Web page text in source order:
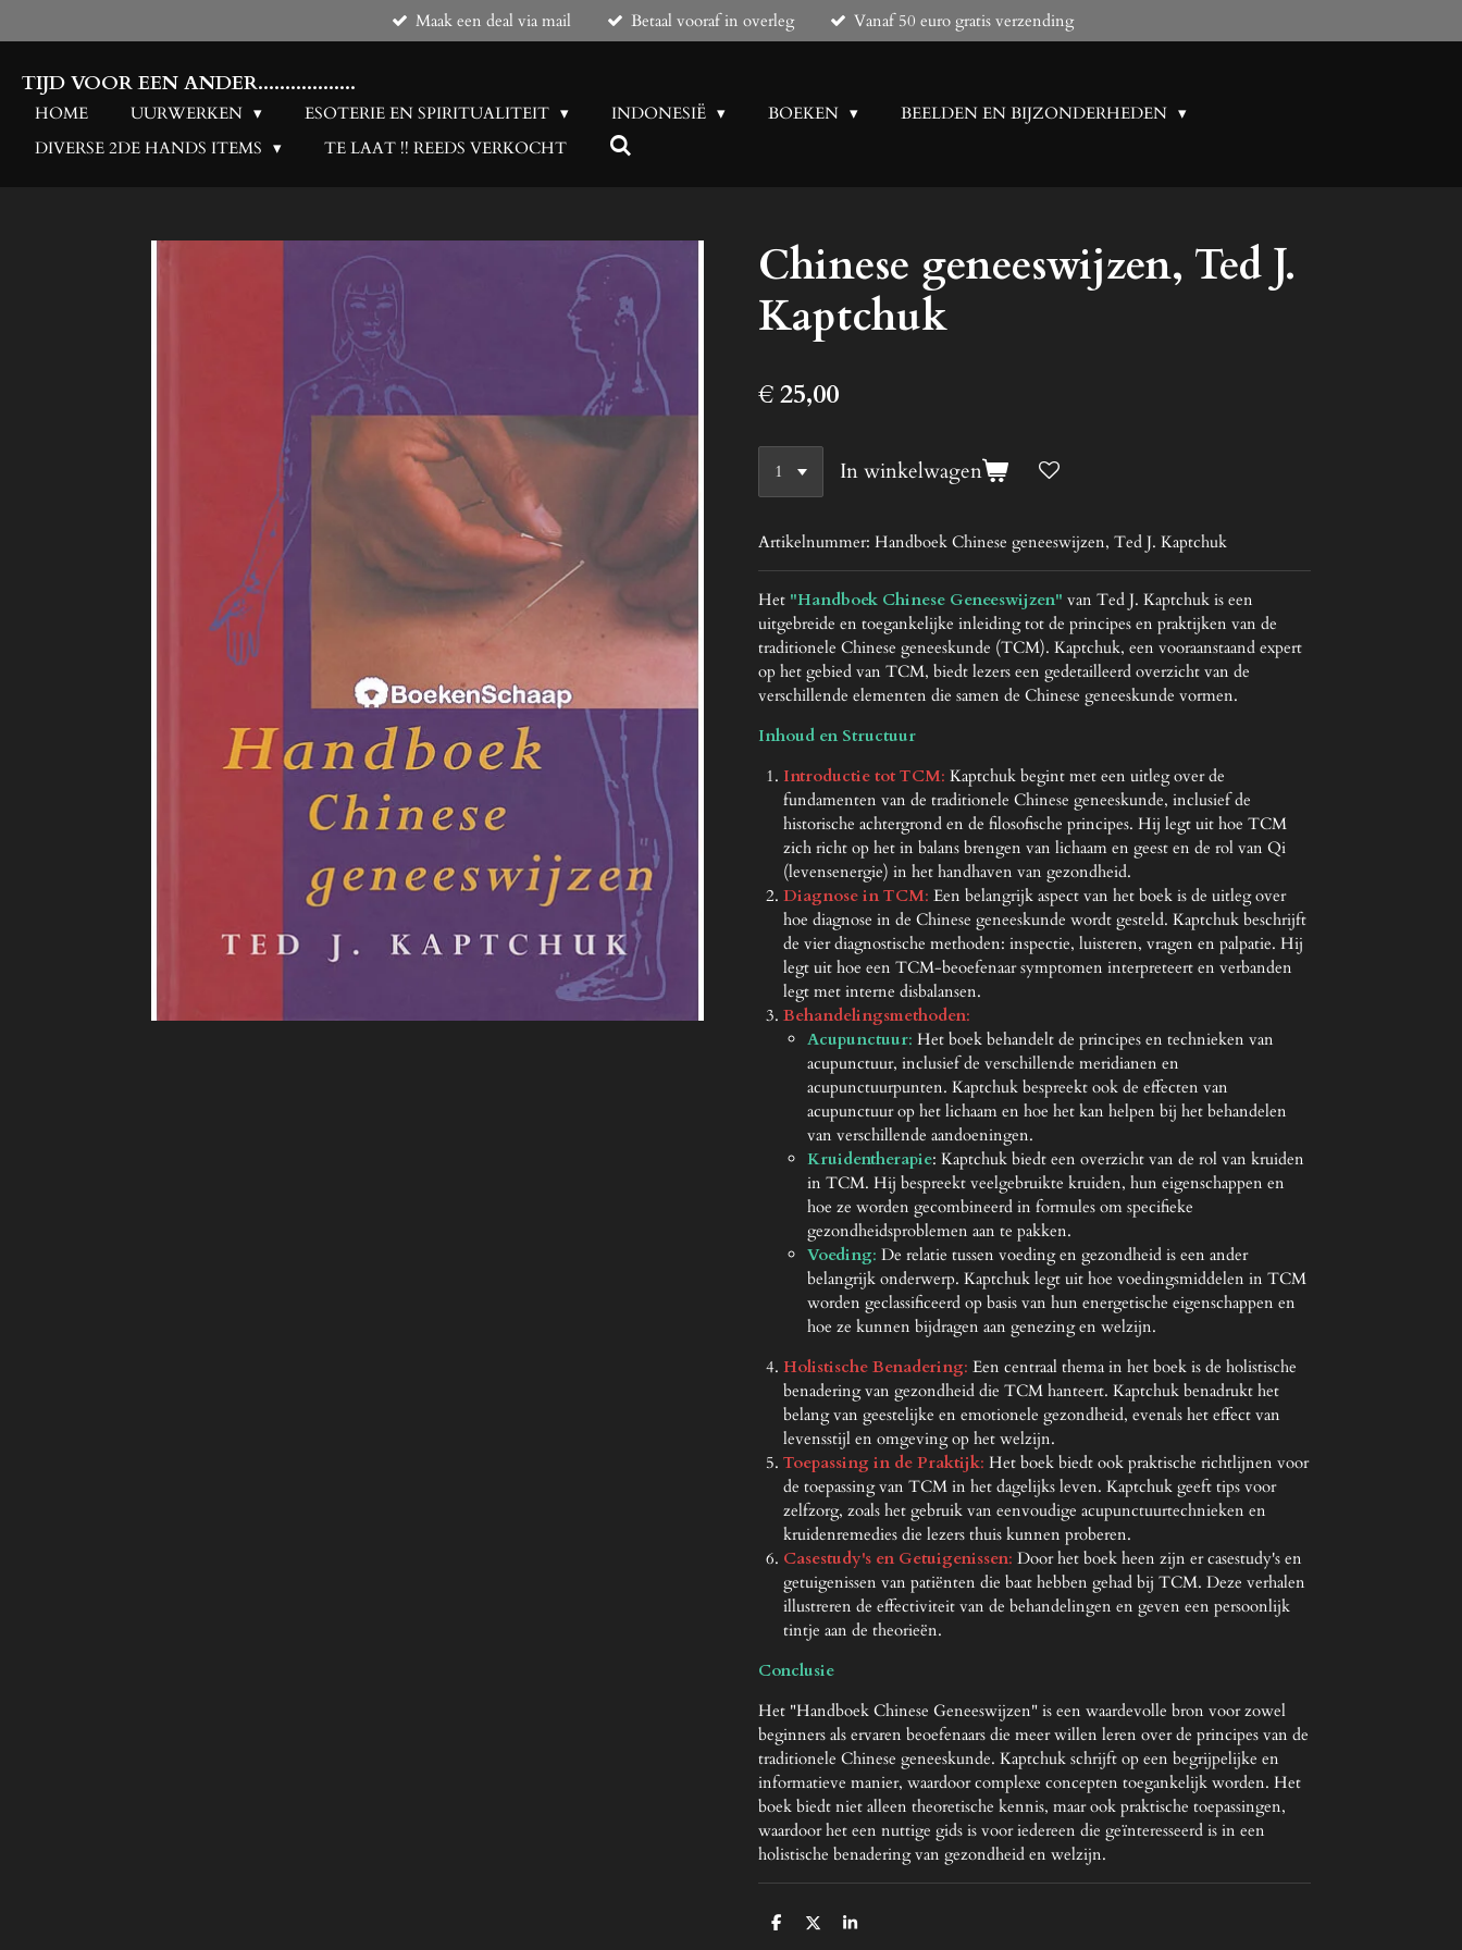
direct
de
hoofdinhoud
Maak een deal via mail Betaal vooraf in overleg Vanaf 50 euro gratis verzending
TIJD VOOR EEN ANDER..................
HOME UURWERKEN ESOTERIE EN SPIRITUALITEIT INDONESIË BOEKEN
BEELDEN EN BIJZONDERHEDEN
DIVERSE 2DE HANDS ITEMS
TE LAAT !! REEDS VERKOCHT
Chinese geneeswijzen, Ted J.
Kaptchuk
€ 25,00
In winkelwagen
Artikelnummer: Handboek Chinese geneeswijzen, Ted J. Kaptchuk
Het "Handboek Chinese Geneeswijzen" van Ted J. Kaptchuk is een
uitgebreide en toegankelijke inleiding tot de principes en praktijken van de
traditionele Chinese geneeskunde (TCM). Kaptchuk, een vooraanstaand expert
op het gebied van TCM, biedt lezers een gedetailleerd overzicht van de
verschillende elementen die samen de Chinese geneeskunde vormen.
Inhoud en Structuur
Introductie tot TCM: Kaptchuk begint met een uitleg over de
fundamenten van de traditionele Chinese geneeskunde, inclusief de
historische achtergrond en de filosofische principes. Hij legt uit hoe TCM
zich richt op het in balans brengen van lichaam en geest en de rol van Qi
(levensenergie) in het handhaven van gezondheid.
Diagnose in TCM: Een belangrijk aspect van het boek is de uitleg over
hoe diagnose in de Chinese geneeskunde wordt gesteld. Kaptchuk beschrijft
de vier diagnostische methoden: inspectie, luisteren, vragen en palpatie. Hij
legt uit hoe een TCM-beoefenaar symptomen interpreteert en verbanden
legt met interne disbalansen.
Behandelingsmethoden:
Acupunctuur: Het boek behandelt de principes en technieken van
acupunctuur, inclusief de verschillende meridianen en
acupunctuurpunten. Kaptchuk bespreekt ook de effecten van
acupunctuur op het lichaam en hoe het kan helpen bij het behandelen
van verschillende aandoeningen.
Kruidentherapie: Kaptchuk biedt een overzicht van de rol van kruiden
in TCM. Hij bespreekt veelgebruikte kruiden, hun eigenschappen en
hoe ze worden gecombineerd in formules om specifieke
gezondheidsproblemen aan te pakken.
Voeding: De relatie tussen voeding en gezondheid is een ander
belangrijk onderwerp. Kaptchuk legt uit hoe voedingsmiddelen in TCM
worden geclassificeerd op basis van hun energetische eigenschappen en
hoe ze kunnen bijdragen aan genezing en welzijn.
Holistische Benadering: Een centraal thema in het boek is de holistische
benadering van gezondheid die TCM hanteert. Kaptchuk benadrukt het
belang van geestelijke en emotionele gezondheid, evenals het effect van
levensstijl en omgeving op het welzijn.
Toepassing in de Praktijk: Het boek biedt ook praktische richtlijnen voor
de toepassing van TCM in het dagelijks leven. Kaptchuk geeft tips voor
zelfzorg, zoals het gebruik van eenvoudige acupunctuurtechnieken en
kruidenremedies die lezers thuis kunnen proberen.
Casestudy's en Getuigenissen: Door het boek heen zijn er casestudy's en
getuigenissen van patiënten die baat hebben gehad bij TCM. Deze verhalen
illustreren de effectiviteit van de behandelingen en geven een persoonlijk
tintje aan de theorieën.
Conclusie
Het "Handboek Chinese Geneeswijzen" is een waardevolle bron voor zowel
beginners als ervaren beoefenaars die meer willen leren over de principes van de
traditionele Chinese geneeskunde. Kaptchuk schrijft op een begrijpelijke en
informatieve manier, waardoor complexe concepten toegankelijk worden. Het
boek biedt niet alleen theoretische kennis, maar ook praktische toepassingen,
waardoor het een nuttige gids is voor iedereen die geïnteresseerd is in een
holistische benadering van gezondheid en welzijn.
D
D
S